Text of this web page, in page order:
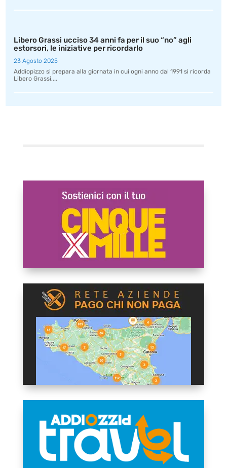
Libero Grassi ucciso 34 anni fa per il suo “no” agli
estorsori, le iniziative per ricordarlo
23 Agosto 2025
Addiopizzo si prepara alla giornata in cui ogni anno dal 1991 si ricorda
Libero Grassi,...